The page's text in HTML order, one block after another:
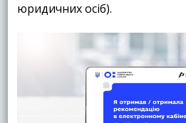
юридичних осіб).